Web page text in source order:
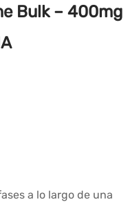
Bulk – 400mg
a lo largo de una